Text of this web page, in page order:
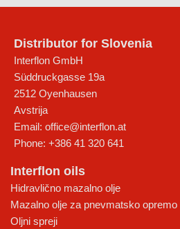
Distributor for Slovenia
Interflon GmbH
Süddruckgasse 19a
2512 Oyenhausen
Avstrija
Email: office@interflon.at
Phone: +386 41 320 641
Interflon oils
Hidravlično mazalno olje
Mazalno olje za pnevmatsko opremo
Oljni spreji